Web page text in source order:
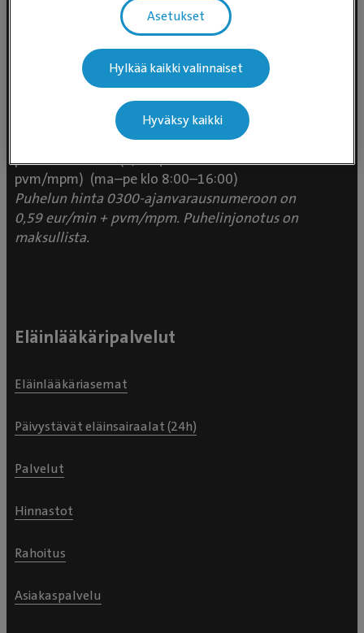
Evidensia Eläinlääkäripalvelut
Takomotie 1-3, 4. krs 00380 Helsinki
Valtakunnallinen asiakaspalvelu:
p. 0300 484 789 (0,59€/min +
pvm/mpm) (ma–pe klo 8:00–16:00)
Puhelun hinta 0300-ajanvarausnumeroon on
0,59 eur/min + pvm/mpm. Puhelinjonotus on
maksullista.
Eläinlääkäripalvelut
Eläinlääkäriasemat
Päivystävät eläinsairaalat (24h)
Palvelut
Hinnastot
Rahoitus
Asiakaspalvelu
Asetukset
Hylkää kaikki valinnaiset
Hyväksy kaikki